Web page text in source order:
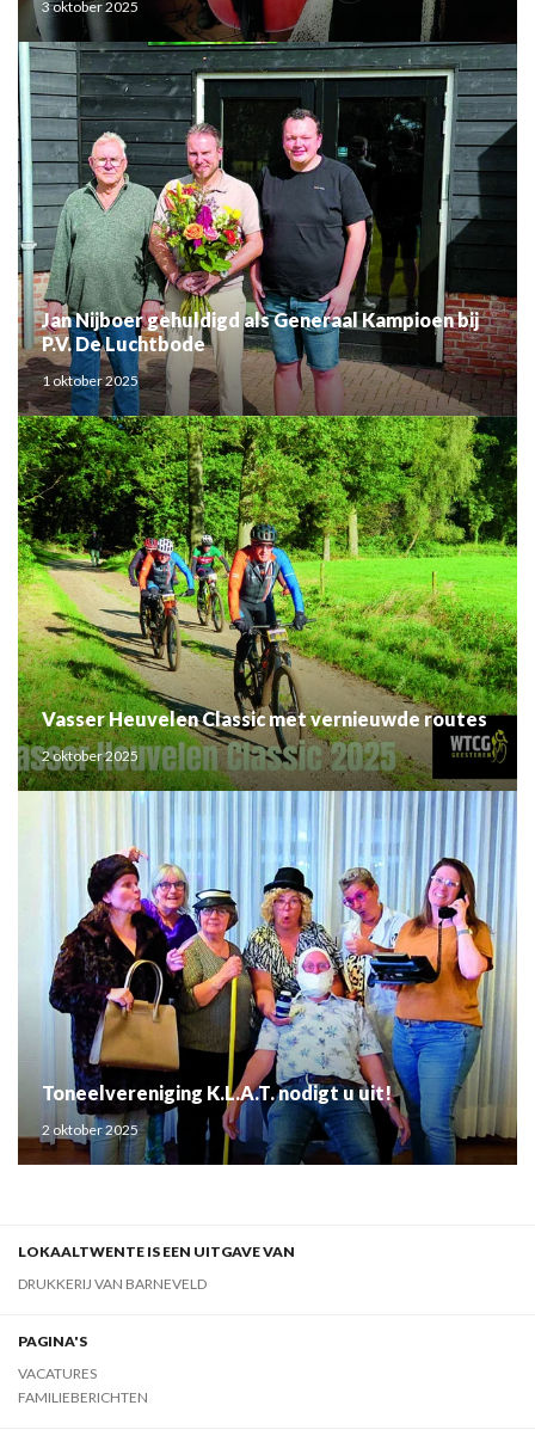
3 oktober 2025
Jan Nijboer gehuldigd als Generaal Kampioen bij
P.V. De Luchtbode
1 oktober 2025
Vasser Heuvelen Classic met vernieuwde routes
2 oktober 2025
Toneelvereniging K.L.A.T. nodigt u uit!
2 oktober 2025
LOKAALTWENTE IS EEN UITGAVE VAN
DRUKKERIJ VAN BARNEVELD
PAGINA'S
VACATURES
FAMILIEBERICHTEN